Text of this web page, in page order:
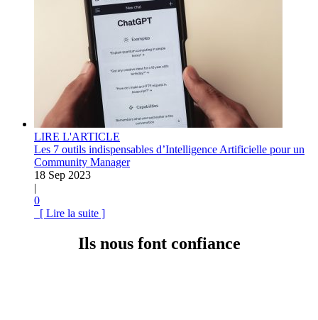
LIRE L'ARTICLE
Les 7 outils indispensables d’Intelligence Artificielle pour un
Community Manager
18 Sep 2023
|
0
[ Lire la suite ]
Ils nous font confiance